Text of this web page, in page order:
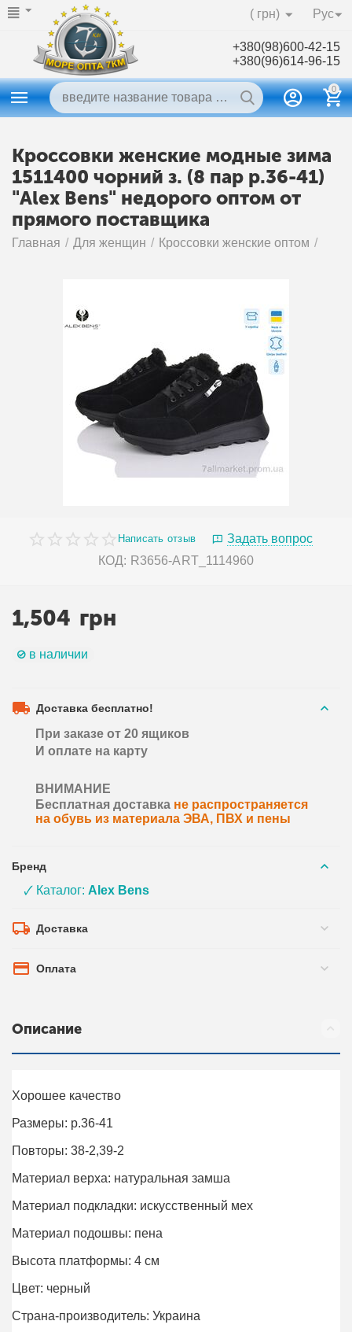
Рус
( грн)
+380(98)600-42-15
+380(96)614-96-15
0
Кроссовки женские модные зима
1511400 чорний з. (8 пар р.36-41)
"Alex Bens" недорого оптом от
прямого поставщика
Главная / Для женщин / Кроссовки женские оптом /
Написать отзыв
Задать вопрос
КОД: R3656-ART_1114960
1,504 грн
в наличии
Доставка бесплатно!
При заказе от 20 ящиков
И оплате на карту
ВНИМАНИЕ
Бесплатная доставка не распространяется
на обувь из материала ЭВА, ПВХ и пены
Бренд
🗸 Каталог:Alex Bens
Доставка
Оплата
Описание
Хорошее качество
Размеры: р.36-41
Повторы: 38-2,39-2
Материал верха: натуральная замша
Материал подкладки: искусственный мех
Материал подошвы: пена
Высота платформы: 4 см
Цвет: черный
Страна-производитель: Украина